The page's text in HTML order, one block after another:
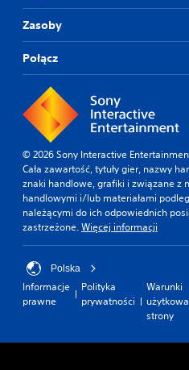
Zasoby
Połącz
© 2026 Sony Interactive
Cała zawartość, tytuły gier, nazwy
znaki handlowe, grafiki i związane z
handlowymi i/lub materiałami
należącymi do ich odpowiednich
zastrzeżone.Więcej informacji
Polska
Informacje
prawne
Polityka
prywatności
Warunki
strony